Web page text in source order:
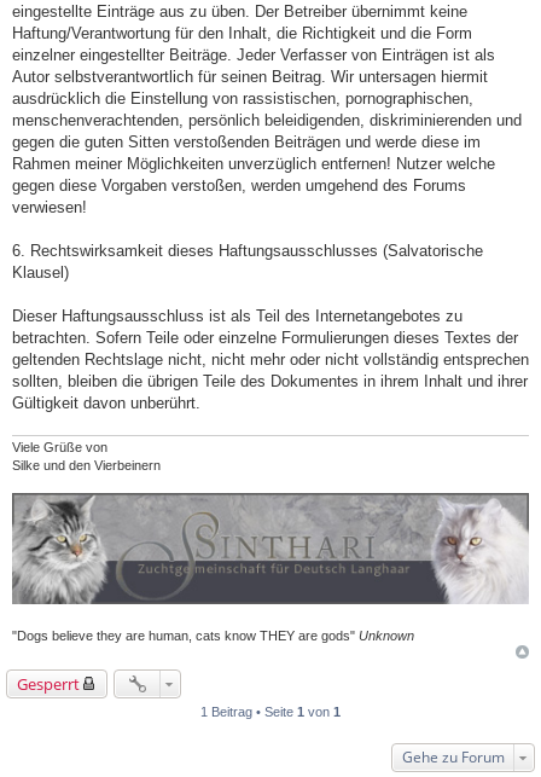
eingestellte Einträge aus zu üben. Der Betreiber übernimmt keine
Haftung/Verantwortung für den Inhalt, die Richtigkeit und die Form
einzelner eingestellter Beiträge. Jeder Verfasser von Einträgen ist als
Autor selbstverantwortlich für seinen Beitrag. Wir untersagen hiermit
ausdrücklich die Einstellung von rassistischen, pornographischen,
menschenverachtenden, persönlich beleidigenden, diskriminierenden und
gegen die guten Sitten verstoßenden Beiträgen und werde diese im
Rahmen meiner Möglichkeiten unverzüglich entfernen! Nutzer welche
gegen diese Vorgaben verstoßen, werden umgehend des Forums
verwiesen!
6. Rechtswirksamkeit dieses Haftungsausschlusses (Salvatorische
Klausel)
Dieser Haftungsausschluss ist als Teil des Internetangebotes zu
betrachten. Sofern Teile oder einzelne Formulierungen dieses Textes der
geltenden Rechtslage nicht, nicht mehr oder nicht vollständig entsprechen
sollten, bleiben die übrigen Teile des Dokumentes in ihrem Inhalt und ihrer
Gültigkeit davon unberührt.
Viele Grüße von
Silke und den Vierbeinern
"Dogs believe they are human, cats know THEY are gods" Unknown
Gesperrt
1 Beitrag • Seite 1 von 1
Gehe zu Forum